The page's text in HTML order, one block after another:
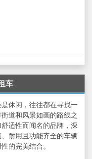
车
休闲，往往都在寻找一
道和风景如画的路线之
适性而闻名的品牌，深
耐用且功能齐全的车辆
的完美结合。